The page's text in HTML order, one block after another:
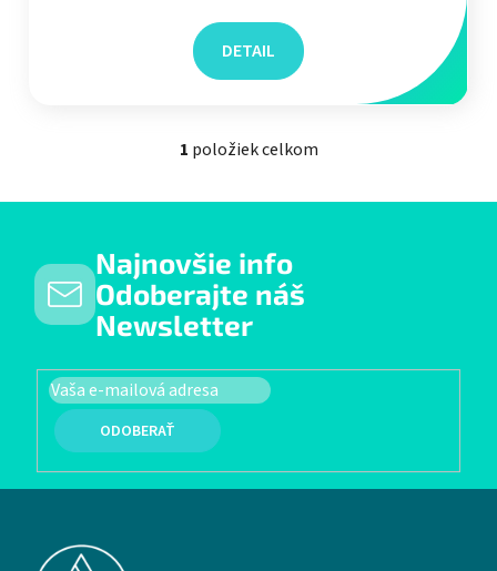
DETAIL
Ovládacie prvky výpisu
1 položiek celkom
Najnovšie info
Odoberajte náš
Newsletter
PRIHLÁSIŤ SA